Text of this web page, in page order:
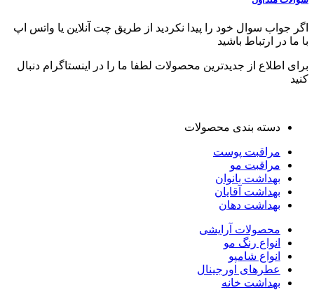
اگر جواب سوال خود را پیدا نکردید از طریق چت آنلاین یا واتس اپ
با ما در ارتباط باشید
برای اطلاع از جدیدترین محصولات لطفا ما را در اینستاگرام دنبال
کنید
دسته بندی محصولات
مراقبت پوست
مراقبت مو
بهداشت بانوان
بهداشت آقایان
بهداشت دهان
محصولات آرایشی
انواع رنگ مو
انواع شامپو
عطرهای اورجینال
بهداشت خانه